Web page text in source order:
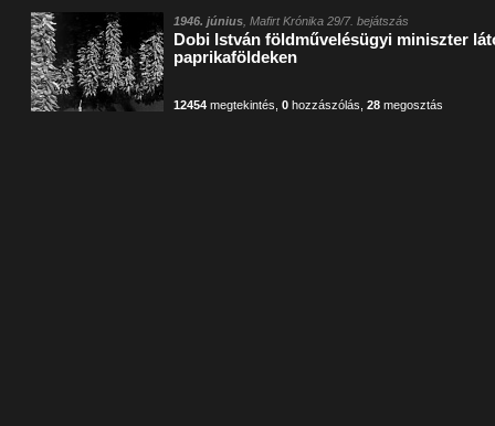
1946. június , Mafirt Krónika 29/7. bejátszás
Dobi István földművelésügyi miniszter
paprikaföldeken
12454 megtekintés ,0 hozzászólás ,28 megosztás